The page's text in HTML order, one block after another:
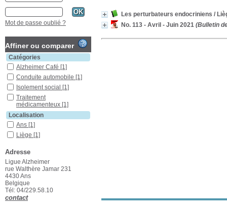
Les perturbateurs endocriniens /
No. 113 - Avril - Juin 2021 (Bulletin
Mot de passe oublié ?
Affiner ou comparer
Catégories
Alzheimer Café [1]
Conduite automobile [1]
Isolement social [1]
Traitement
médicamenteux [1]
Localisation
Ans [1]
Liège [1]
Autres
Périodiques[1]
Adresse
Ligue Alzheimer
rue Walthère Jamar 231
4430 Ans
Belgique
Tél: 04/229.58.10
contact